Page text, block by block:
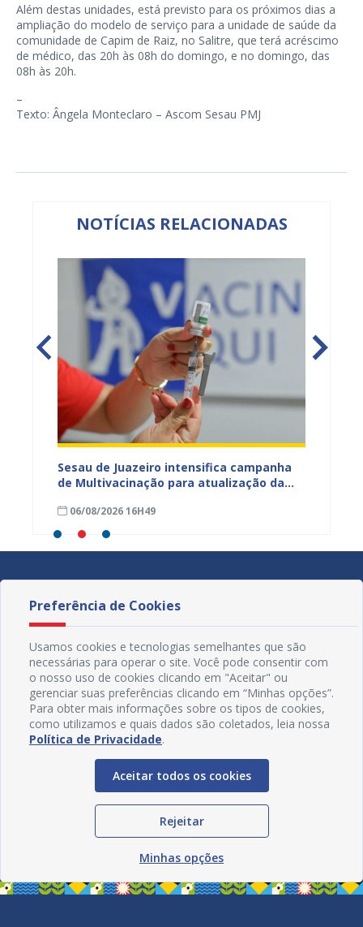
Além destas unidades, está previsto para os próximos dias a
ampliação do modelo de serviço para a unidade de saúde da
comunidade de Capim de Raiz, no Salitre, que terá acréscimo
de médico, das 20h às 08h do domingo, e no domingo, das
08h às 20h.
–
Texto: Ângela Monteclaro – Ascom Sesau PMJ
NOTÍCIAS RELACIONADAS
Sesau de Juazeiro intensifica campanha
de Multivacinação para atualização da
06/08/2026 16H49
Preferência de Cookies
Usamos cookies e tecnologias semelhantes que são
necessárias para operar o site. Você pode consentir com
o nosso uso de cookies clicando em "Aceitar" ou
gerenciar suas preferências clicando em “Minhas opções”.
Para obter mais informações sobre os tipos de cookies,
como utilizamos e quais dados são coletados, leia nossa
Política de Privacidade.
Aceitar todos os cookies
Rejeitar
Minhas opções